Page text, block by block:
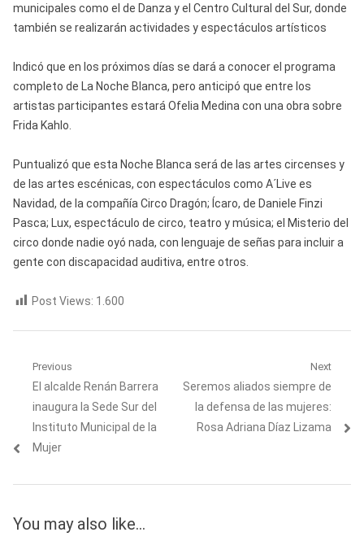
municipales como el de Danza y el Centro Cultural del Sur, donde
también se realizarán actividades y espectáculos artísticos
Indicó que en los próximos días se dará a conocer el programa
completo de La Noche Blanca, pero anticipó que entre los
artistas participantes estará Ofelia Medina con una obra sobre
Frida Kahlo.
Puntualizó que esta Noche Blanca será de las artes circenses y
de las artes escénicas, con espectáculos como A´Live es
Navidad, de la compañía Circo Dragón; Ícaro, de Daniele Finzi
Pasca; Lux, espectáculo de circo, teatro y música; el Misterio del
circo donde nadie oyó nada, con lenguaje de señas para incluir a
gente con discapacidad auditiva, entre otros.
Post Views: 1.600
Navegación
de
entradas
Previous
Previous
post:
El alcalde Renán Barrera
inaugura la Sede Sur del
Instituto Municipal de la
Mujer
Next
Next
post:
Seremos aliados siempre de
la defensa de las mujeres:
Rosa Adriana Díaz Lizama
You may also like...